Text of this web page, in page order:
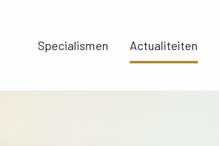
Specialismen Actualiteiten